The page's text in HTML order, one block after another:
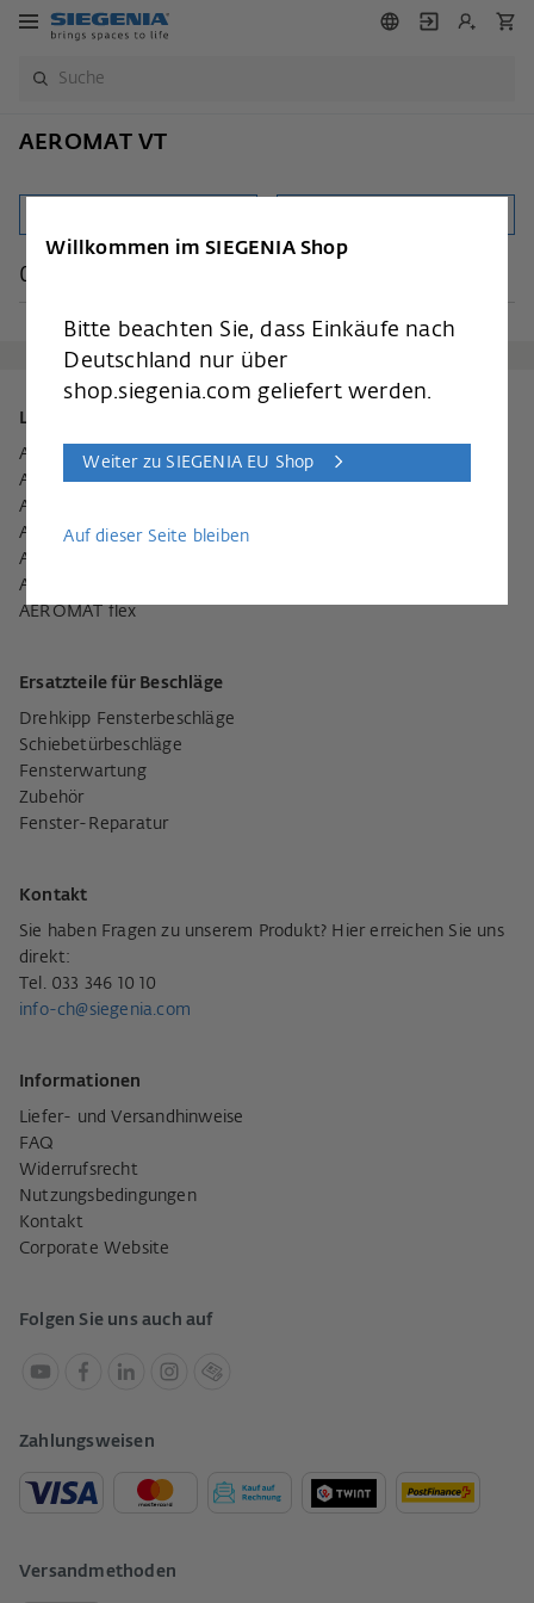
AEROMAT VT
0 Produkte
Lüftungssysteme
AEROVITAL ambience
AEROTUBE
AEROPAC
AEROPLUS WRG
AEROMAT mini
AEROMAT midi
AEROMAT flex
Ersatzteile für Beschläge
Drehkipp Fensterbeschläge
Schiebetürbeschläge
Fensterwartung
Zubehör
Fenster-Reparatur
Kontakt
Sie haben Fragen zu unserem Produkt? Hier erreichen Sie uns
direkt:
Tel. 033 346 10 10
info-ch@siegenia.com
Informationen
Liefer- und Versandhinweise
FAQ
Widerrufsrecht
Nutzungsbedingungen
Kontakt
Corporate Website
Folgen Sie uns auch auf
Zahlungsweisen
Versandmethoden
Willkommen im SIEGENIA Shop
Bitte beachten Sie, dass Einkäufe nach
Deutschland nur über
shop.siegenia.com geliefert werden.
Weiter zu SIEGENIA EU Shop
Auf dieser Seite bleiben